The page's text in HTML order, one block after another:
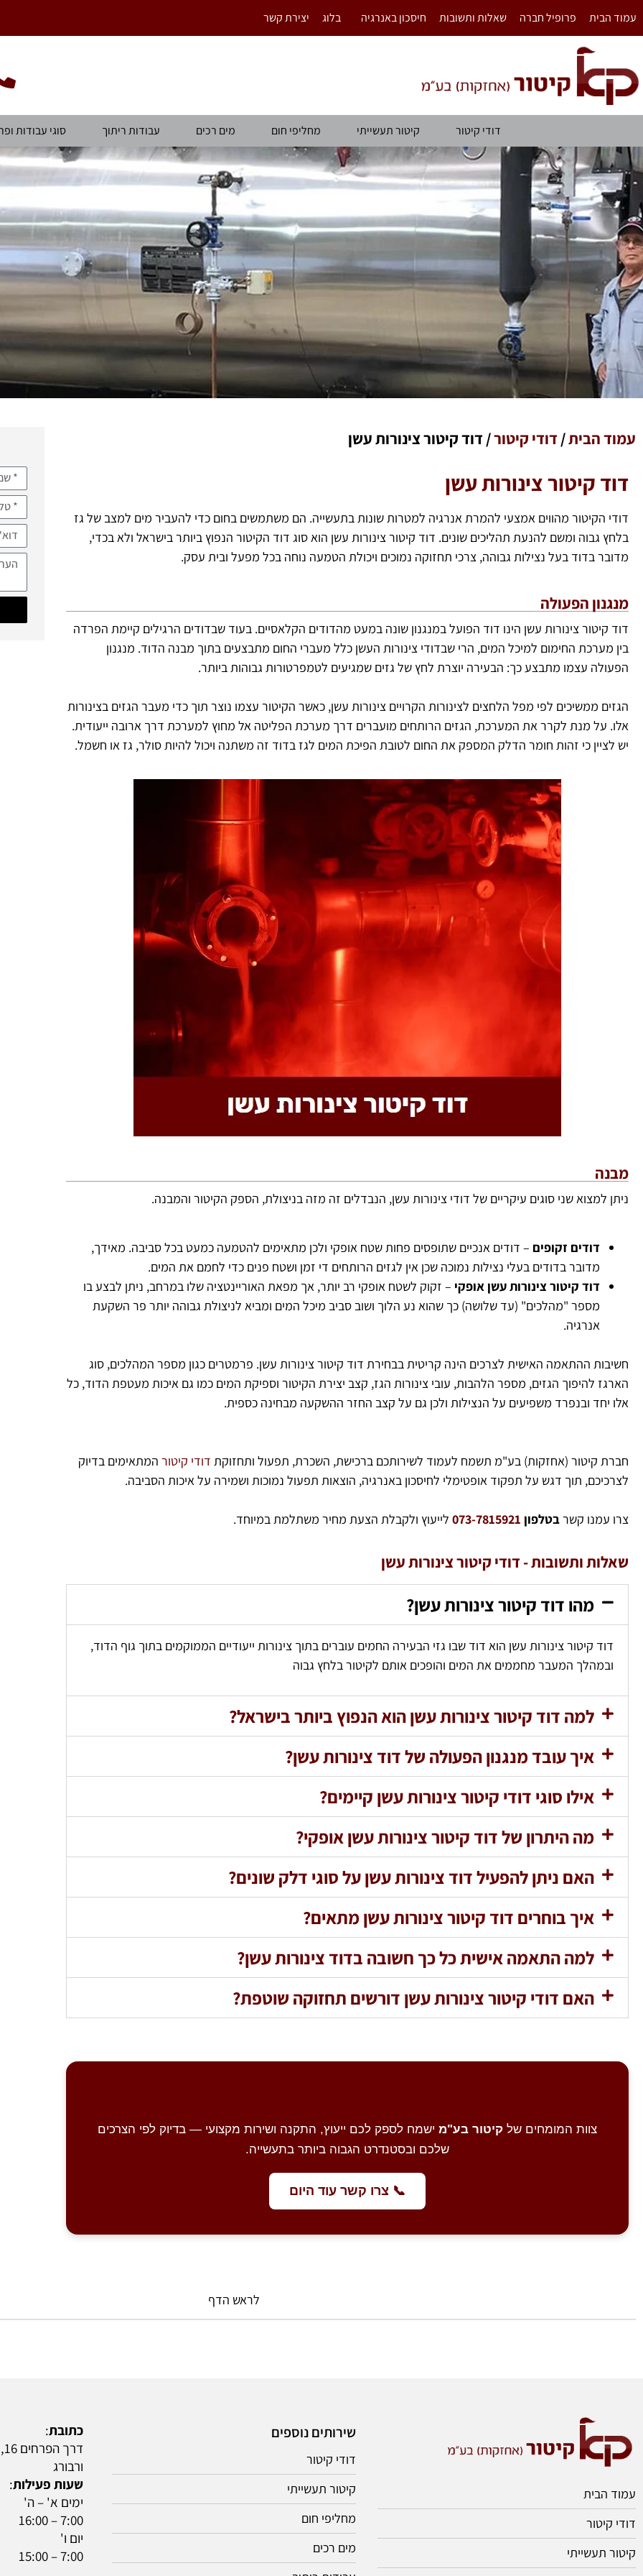
עמוד הבית פרופיל חברה שאלות ותשובות חיסכון באנרגיה בלוג יצירת קשר
דודי קיטור קיטור תעשייתי מחליפי חום מים רכים עבודות ריתוך סוגי עבודות
עמוד הבית/ דודי קיטור/ דוד קיטור צינורות עשן
דוד קיטור צינורות עשן
דודי הקיטור מהווים אמצעי להמרת אנרגיה למטרות שונות בתעשייה. הם משתמשים בחום כדי להעביר מים למצב של גז
בלחץ גבוה ומשם להנעת תהליכים שונים. דוד קיטור צינורות עשן הוא סוג דוד הקיטור הנפוץ ביותר בישראל ולא בכדי,
מדובר בדוד בעל נצילות גבוהה, צרכי תחזוקה נמוכים ויכולת הטמעה נוחה בכל מפעל ובית עסק.
מנגנון הפעולה
דוד קיטור צינורות עשן הינו דוד הפועל במנגנון שונה במעט מהדודים הקלאסיים. בעוד שבדודים הרגילים קיימת הפרדה
בין מערכת החימום למיכל המים, הרי שבדודי צינורות העשן כלל מעברי החום מתבצעים בתוך מבנה הדוד. מנגנון
הפעולה עצמו מתבצע כך: הבעירה יוצרת לחץ של גזים שמגיעים לטמפרטורות גבוהות ביותר.
הגזים ממשיכים לפי מפל הלחצים לצינורות הקרויים צינורות עשן, כאשר הקיטור עצמו נוצר תוך כדי מעבר הגזים בצינורות
אלו. על מנת לקרר את המערכת, הגזים הרותחים מועברים דרך מערכת הפליטה אל מחוץ למערכת דרך ארובה ייעודית.
יש לציין כי זהות חומר הדלק המספק את החום לטובת הפיכת המים לגז בדוד זה משתנה ויכול להיות סולר, גז או חשמל.
מבנה
ניתן למצוא שני סוגים עיקריים של דודי צינורות עשן, הנבדלים זה מזה בניצולת, הספק הקיטור והמבנה.
דודים זקופים – דודים אנכיים שתופסים פחות שטח אופקי ולכן מתאימים להטמעה כמעט בכל סביבה. מאידך,
מדובר בדודים בעלי נצילות נמוכה שכן אין לגזים הרותחים די זמן ושטח פנים כדי לחמם את המים.
דוד קיטור צינורות עשן אופקי – זקוק לשטח אופקי רב יותר, אך מפאת האוריינטציה שלו במרחב, ניתן לבצע בו
מספר "מהלכים" (עד שלושה) כך שהוא נע הלוך ושוב סביב מיכל המים ומביא לניצולת גבוהה יותר פר השקעת
אנרגיה.
חשיבות ההתאמה האישית לצרכים הינה קריטית בבחירת דוד קיטור צינורות עשן. פרמטרים כגון מספר המהלכים, סוג
הארגז להיפוך הגזים, מספר הלהבות, עובי צינורות הגז, קצב יצירת הקיטור וספיקת המים כמו גם איכות מעטפת הדוד, כל
אלו יחד ובנפרד משפיעים על הנצילות ולכן גם על קצב החזר ההשקעה מבחינה כספית.
חברת קיטור (אחזקות) בע"מ תשמח לעמוד לשירותכם ברכישת, השכרת, תפעול ותחזוקת דודי קיטור המתאימים בדיוק
לצרכיכם, תוך דגש על תפקוד אופטימלי לחיסכון באנרגיה, הוצאות תפעול נמוכות ושמירה על איכות הסביבה.
צרו עמנו קשרבטלפון 073-7815921 לייעוץ ולקבלת הצעת מחיר משתלמת במיוחד.
שאלות ותשובות - דודי קיטור צינורות עשן
מהו דוד קיטור צינורות עשן?
דוד קיטור צינורות עשן הוא דוד שבו גזי הבעירה החמים עוברים בתוך צינורות ייעודיים הממוקמים בתוך גוף הדוד,
ובמהלך המעבר מחממים את המים והופכים אותם לקיטור בלחץ גבוה
למה דוד קיטור צינורות עשן הוא הנפוץ ביותר בישראל?
איך עובד מנגנון הפעולה של דוד צינורות עשן?
אילו סוגי דודי קיטור צינורות עשן קיימים?
מה היתרון של דוד קיטור צינורות עשן אופקי?
האם ניתן להפעיל דוד צינורות עשן על סוגי דלק שונים?
איך בוחרים דוד קיטור צינורות עשן מתאים?
למה התאמה אישית כל כך חשובה בדוד צינורות עשן?
האם דודי קיטור צינורות עשן דורשים תחזוקה שוטפת?
צוות המומחים של קיטור בע"מ ישמח לספק לכם ייעוץ, התקנה ושירות מקצועי — בדיוק לפי הצרכים
שלכם ובסטנדרט הגבוה ביותר בתעשייה.
📞 צרו קשר עוד היום
לראש הדף
עמוד הבית
דודי קיטור
קיטור תעשייתי
שירותים נוספים
דודי קיטור
קיטור תעשייתי
מחליפי חום
מים רכים
כתובת:
ורבורג
שעות פעילות:
ימים א' – ה'
7:00 – 16:00
יום ו'
7:00 – 15:00